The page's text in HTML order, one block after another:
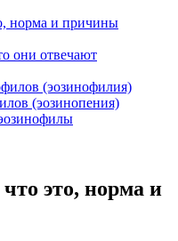
норма и причины
они отвечают
(эозинофилия)
(эозинопения)
это, норма и